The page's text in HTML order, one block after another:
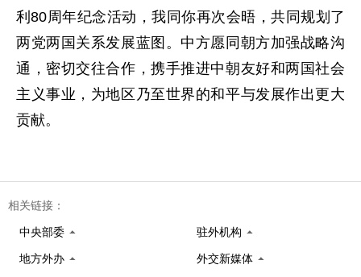
利80周年纪念活动，我同你再次会晤，共同规划了
两党两国关系发展蓝图。中方愿同朝方加强战略沟
通，密切交往合作，携手推进中朝友好和两国社会
主义事业，为地区乃至世界的和平与发展作出更大
贡献。
相关链接：
中央部委 驻外机构
地方外办 外交新媒体